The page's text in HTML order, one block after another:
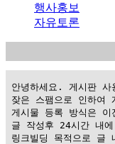
행사홍보
자유토론
안녕하세요. 게시판 사
잦은 스팸으로 인하여
게시물 등록 방식은 이
글 작성후 24시간 내
링크빌딩 목적으로 글